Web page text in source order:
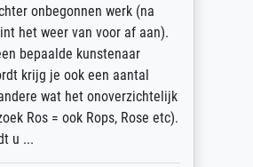
onbegonnen werk (na
het weer van voor af aan).
bepaalde kunstenaar
krijg je ook een aantal
wat het onoverzichtelijk
Ros = ook Rops, Rose etc).
u ...